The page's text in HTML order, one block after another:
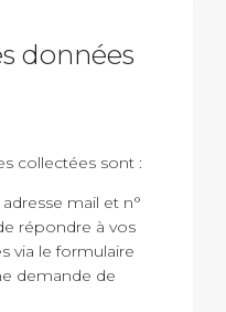
données
collectées sont :
mail et n°
répondre à vos
via le formulaire
demande de